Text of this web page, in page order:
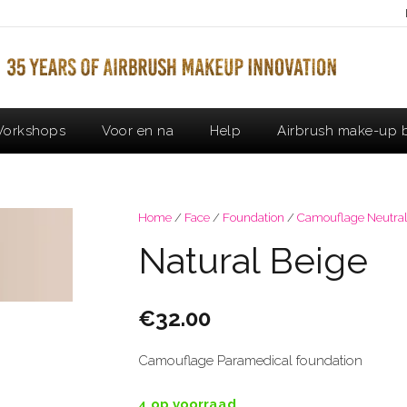
Voor en na Help Airbrush make-up
Home / Face / Foundation /Camouflage
Natural Beige
€32.00
Camouflage Paramedical foundation